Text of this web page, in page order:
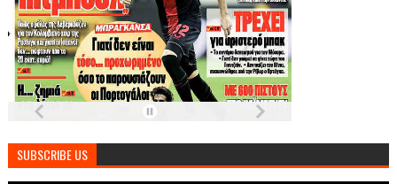
SUBSCRIBE US